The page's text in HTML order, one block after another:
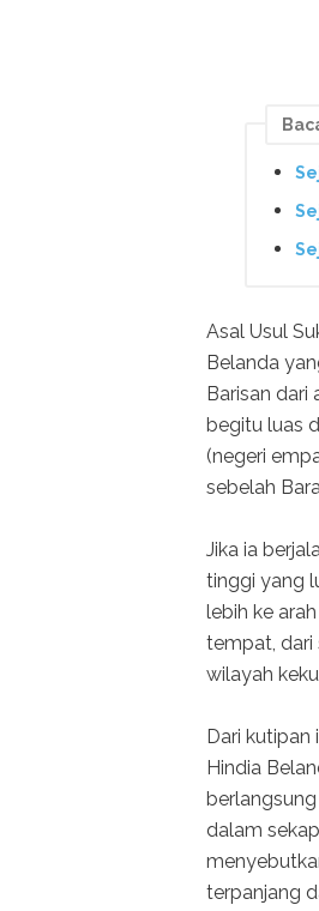
Asal Usul
Belanda
Barisan dari
begitu luas
(negeri
sebelah
Jika ia
tinggi yang
lebih ke
tempat, dari
wilayah
Dari
Hindia
dalam
terpanjang